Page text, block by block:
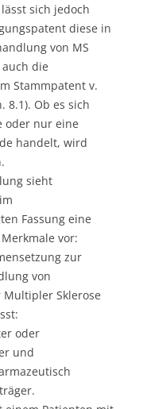
sich jedoch
diese in
von MS
die
Stammpatent v.
8.1). Ob es sich
oder nur eine
handelt, wird
sieht
Fassung eine
vor:
zur
von
Sklerose
oder
und